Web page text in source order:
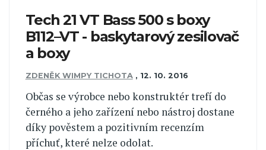
Tech 21 VT Bass 500 s boxy
B112–VT - baskytarový zesilovač
a boxy
ZDENĚK WIMPY TICHOTA , 12. 10. 2016
Občas se výrobce nebo konstruktér trefí do
černého a jeho zařízení nebo nástroj dostane
díky pověstem a pozitivním recenzím
příchuť, které nelze odolat.